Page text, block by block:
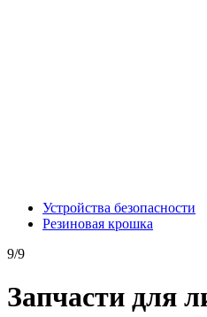
Устройства безопасности
Резиновая крошка
9/9
Запчасти для